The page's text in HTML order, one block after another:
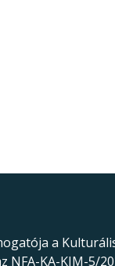
a
NFA-KA-KIM-5/